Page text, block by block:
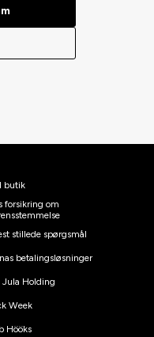
butik
forsikring om
stillede spørgsmål
betalingsløsninger
Jula Holding
Week
Hööks